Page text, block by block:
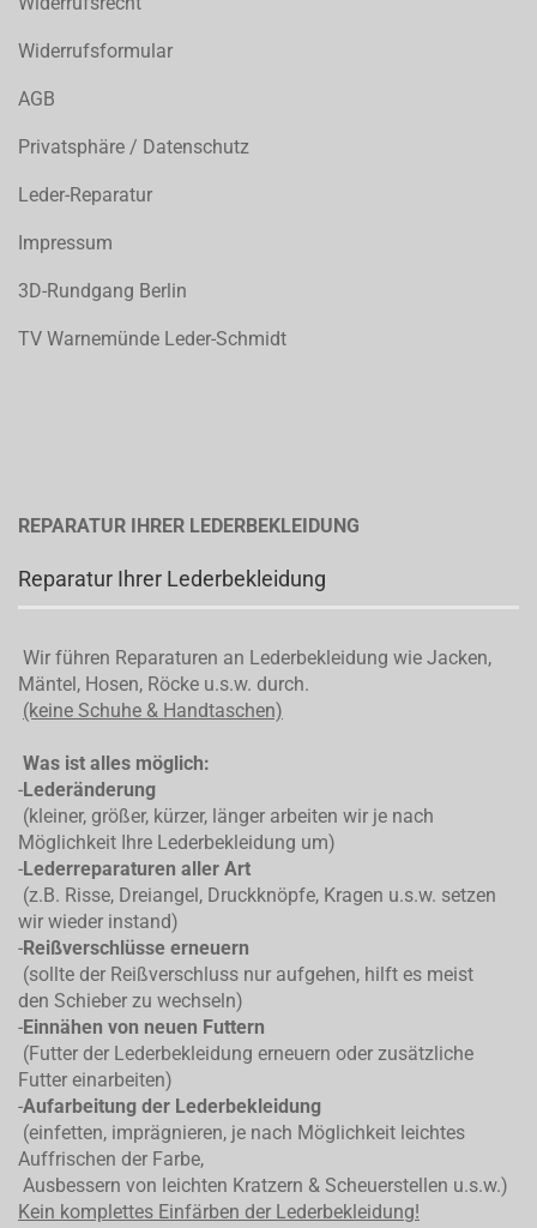
Widerrufsformular
AGB
Privatsphäre / Datenschutz
Leder-Reparatur
Impressum
3D-Rundgang Berlin
TV Warnemünde Leder-Schmidt
REPARATUR IHRER LEDERBEKLEIDUNG
Reparatur Ihrer Lederbekleidung
Wir führen Reparaturen an Lederbekleidung wie Jacken,
Mäntel, Hosen, Röcke u.s.w. durch.
(keine Schuhe & Handtaschen)
Was ist alles möglich:
-Lederänderung
(kleiner, größer, kürzer, länger arbeiten wir je nach
Möglichkeit Ihre Lederbekleidung um)
-Lederreparaturen aller Art
(z.B. Risse, Dreiangel, Druckknöpfe, Kragen u.s.w. setzen
wir wieder instand)
-Reißverschlüsse erneuern
(sollte der Reißverschluss nur aufgehen, hilft es meist
den Schieber zu wechseln)
-Einnähen von neuen Futtern
(Futter der Lederbekleidung erneuern oder zusätzliche
Futter einarbeiten)
-Aufarbeitung der Lederbekleidung
(einfetten, imprägnieren, je nach Möglichkeit leichtes
Auffrischen der Farbe,
Ausbessern von leichten Kratzern & Scheuerstellen u.s.w.)
Kein komplettes Einfärben der Lederbekleidung!